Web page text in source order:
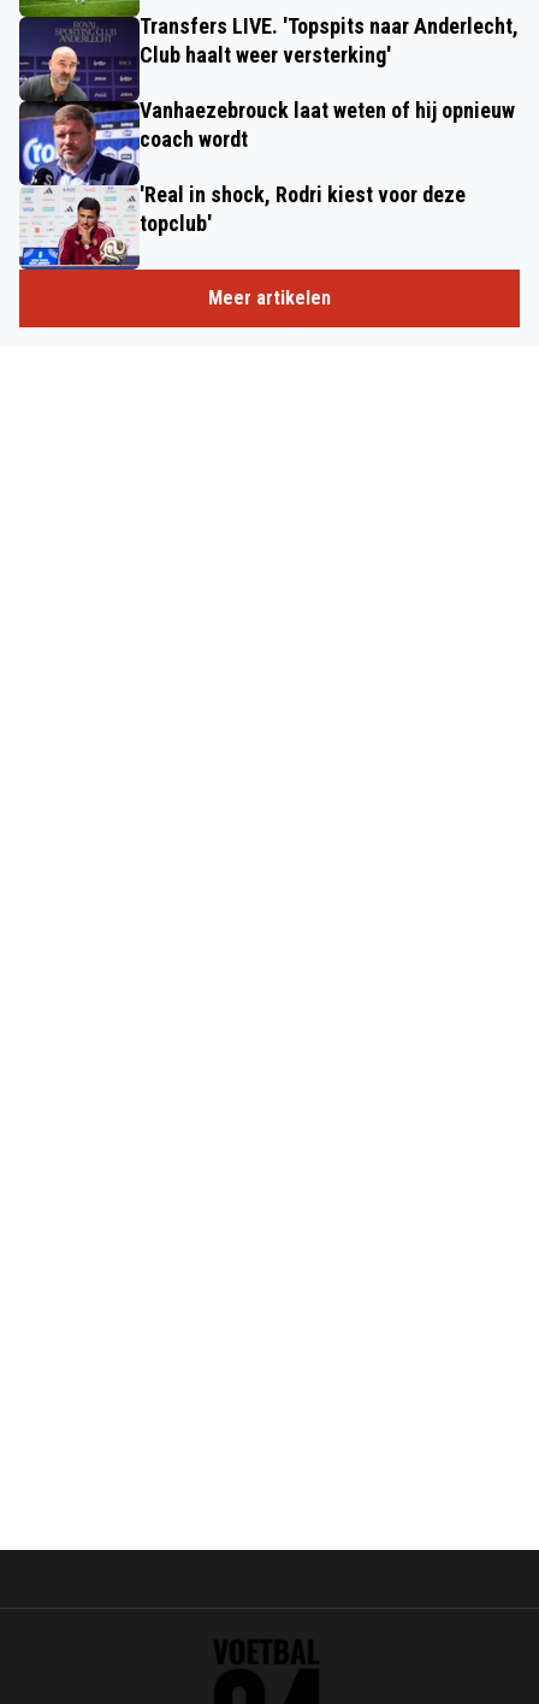
Transfers LIVE. 'Topspits naar Anderlecht,
Club haalt weer versterking'
Vanhaezebrouck laat weten of hij opnieuw
coach wordt
'Real in shock, Rodri kiest voor deze
topclub'
Meer artikelen